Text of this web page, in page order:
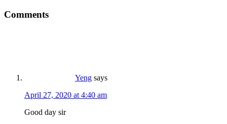
Comments
Yeng says
April 27, 2020 at 4:40 am
Good day sir